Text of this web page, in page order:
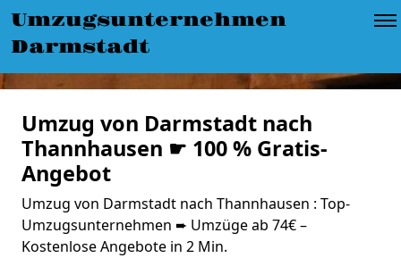
Umzugsunternehmen
Darmstadt
Umzug von Darmstadt nach
Thannhausen ☛ 100 % Gratis-
Angebot
Umzug von Darmstadt nach Thannhausen : Top-
Umzugsunternehmen ➨ Umzüge ab 74€ –
Kostenlose Angebote in 2 Min.